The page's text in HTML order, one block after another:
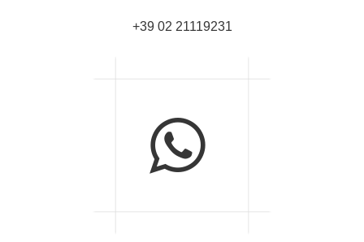
+39 02 21119231